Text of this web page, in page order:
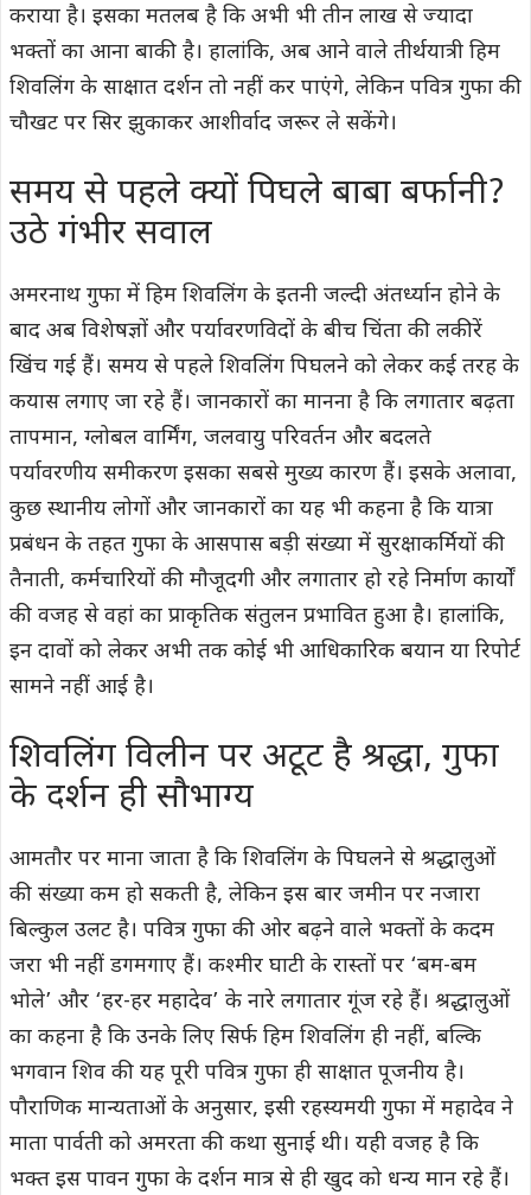
कराया है। इसका मतलब है कि अभी भी तीन लाख से ज्यादा
भक्तों का आना बाकी है। हालांकि, अब आने वाले तीर्थयात्री हिम
शिवलिंग के साक्षात दर्शन तो नहीं कर पाएंगे, लेकिन पवित्र गुफा की
चौखट पर सिर झुकाकर आशीर्वाद जरूर ले सकेंगे।
समय से पहले क्यों पिघले बाबा बर्फानी?
उठे गंभीर सवाल
अमरनाथ गुफा में हिम शिवलिंग के इतनी जल्दी अंतर्ध्यान होने के
बाद अब विशेषज्ञों और पर्यावरणविदों के बीच चिंता की लकीरें
खिंच गई हैं। समय से पहले शिवलिंग पिघलने को लेकर कई तरह के
कयास लगाए जा रहे हैं। जानकारों का मानना है कि लगातार बढ़ता
तापमान, ग्लोबल वार्मिंग, जलवायु परिवर्तन और बदलते
पर्यावरणीय समीकरण इसका सबसे मुख्य कारण हैं। इसके अलावा,
कुछ स्थानीय लोगों और जानकारों का यह भी कहना है कि यात्रा
प्रबंधन के तहत गुफा के आसपास बड़ी संख्या में सुरक्षाकर्मियों की
तैनाती, कर्मचारियों की मौजूदगी और लगातार हो रहे निर्माण कार्यों
की वजह से वहां का प्राकृतिक संतुलन प्रभावित हुआ है। हालांकि,
इन दावों को लेकर अभी तक कोई भी आधिकारिक बयान या रिपोर्ट
सामने नहीं आई है।
शिवलिंग विलीन पर अटूट है श्रद्धा, गुफा
के दर्शन ही सौभाग्य
आमतौर पर माना जाता है कि शिवलिंग के पिघलने से श्रद्धालुओं
की संख्या कम हो सकती है, लेकिन इस बार जमीन पर नजारा
बिल्कुल उलट है। पवित्र गुफा की ओर बढ़ने वाले भक्तों के कदम
जरा भी नहीं डगमगाए हैं। कश्मीर घाटी के रास्तों पर ‘बम-बम
भोले’ और ‘हर-हर महादेव’ के नारे लगातार गूंज रहे हैं। श्रद्धालुओं
का कहना है कि उनके लिए सिर्फ हिम शिवलिंग ही नहीं, बल्कि
भगवान शिव की यह पूरी पवित्र गुफा ही साक्षात पूजनीय है।
पौराणिक मान्यताओं के अनुसार, इसी रहस्यमयी गुफा में महादेव ने
माता पार्वती को अमरता की कथा सुनाई थी। यही वजह है कि
भक्त इस पावन गुफा के दर्शन मात्र से ही खुद को धन्य मान रहे हैं।